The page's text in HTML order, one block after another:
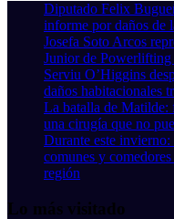
Diputado Felix
informe por daños de
Josefa Soto Arcos
Junior de
Serviu O’Higgins
daños habitacionales
La batalla de Matilde:
una cirugía que no
Durante este
comunes y
región
Lo más visitado